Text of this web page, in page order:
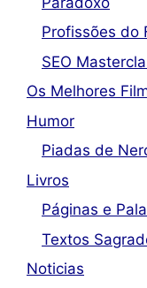
Profissões do
SEO
Os Melhores
Humor
Piadas de
Livros
Páginas e
Textos
Noticias